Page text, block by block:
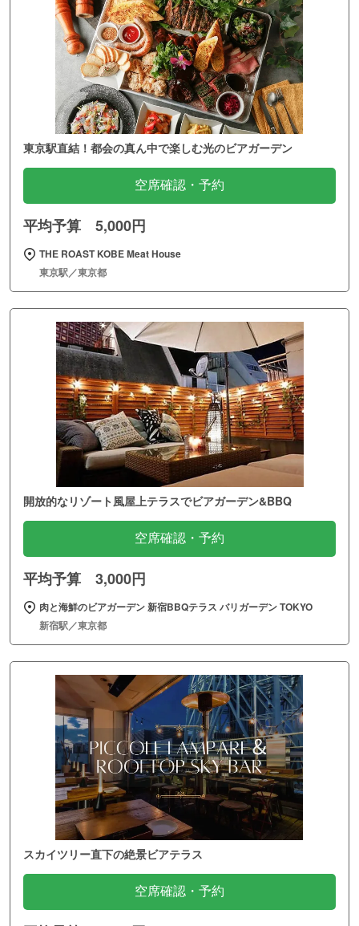
東京駅直結！都会の真ん中で楽しむ光のビアガーデン
空席確認・予約
平均予算 5,000円
THE ROAST KOBE Meat House
東京駅／東京都
開放的なリゾート風屋上テラスでビアガーデン&BBQ
空席確認・予約
平均予算 3,000円
肉と海鮮のビアガーデン 新宿BBQテラス バリガーデン TOKYO
新宿駅／東京都
スカイツリー直下の絶景ビアテラス
空席確認・予約